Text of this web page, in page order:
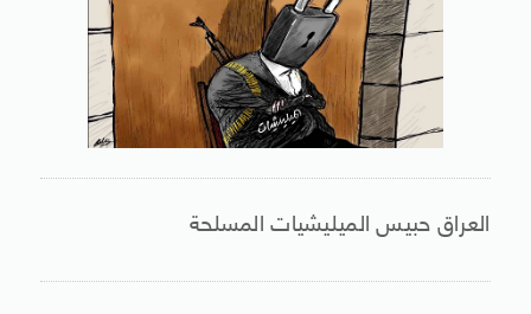
العراق حبيس الميليشيات المسلحة